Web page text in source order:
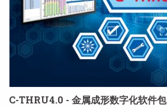
C-THRU4.0 - 金属成形数字化软件包